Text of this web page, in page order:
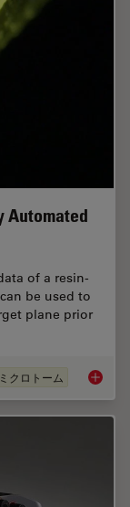
Automated
of a resin-
be used to
plane prior
クロトーム How to